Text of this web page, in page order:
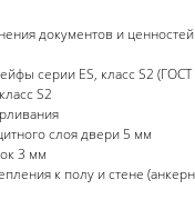
документов и
серии ES, класс S2 (ГОСТ
S2
слоя двери 5 мм
3 мм
к полу и стене